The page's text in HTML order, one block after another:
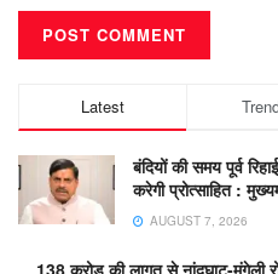
Latest
बंदियों की समय पूर्व
करेगी प्रोत्साहित :
AUGUST 7, 2026
138 करोड़ की लागत से नांदघाट-मुंगेली